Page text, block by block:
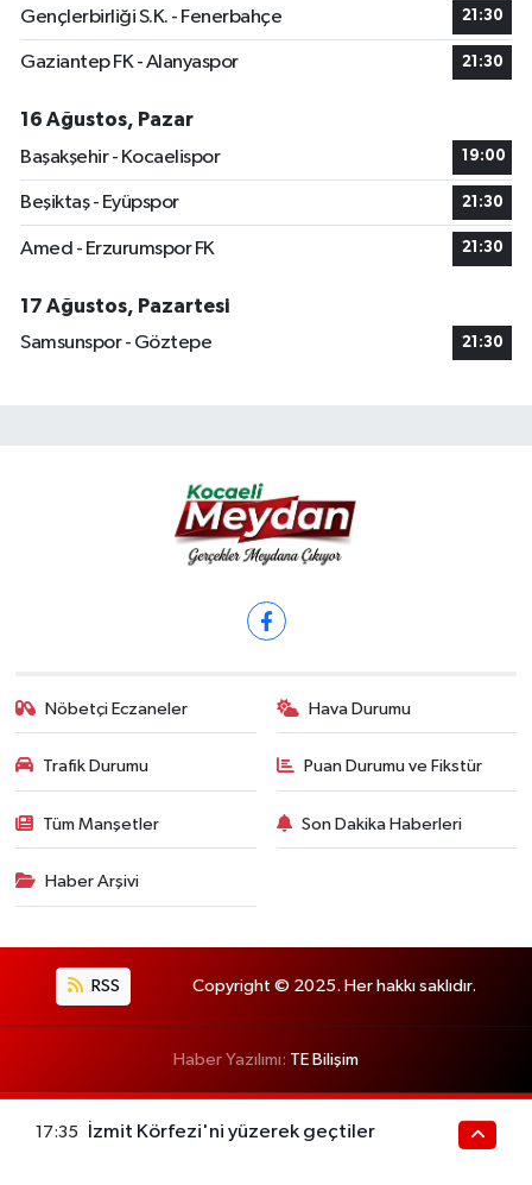
Gençlerbirliği S.K. - Fenerbahçe 21:30
Gaziantep FK - Alanyaspor 21:30
16 Ağustos, Pazar
Başakşehir - Kocaelispor
19:00
Beşiktaş - Eyüpspor 21:30
Amed - Erzurumspor FK 21:30
17 Ağustos, Pazartesi
Samsunspor - Göztepe
21:30
Nöbetçi Eczaneler Hava Durumu
Trafik Durumu Puan Durumu ve Fikstür
Tüm Manşetler Son Dakika Haberleri
Haber Arşivi
RSS Copyright © 2025. Her hakkı saklıdır.
Haber Yazılımı: TE Bilişim
17:35 İzmit Körfezi'ni yüzerek geçtiler